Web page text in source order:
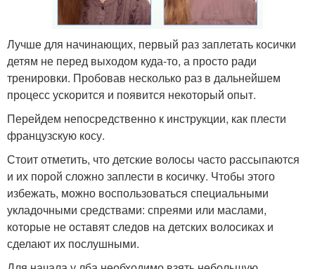
Лучше для начинающих, первый раз заплетать косички
детям не перед выходом куда-то, а просто ради
тренировки. Пробовав несколько раз в дальнейшем
процесс ускорится и появится некоторый опыт.
Перейдем непосредственно к инструкции, как плести
французскую косу.
Стоит отметить, что детские волосы часто рассыпаются
и их порой сложно заплести в косичку. Чтобы этого
избежать, можно воспользоваться специальными
укладочными средствами: спреями или маслами,
которые не оставят следов на детских волосиках и
сделают их послушными.